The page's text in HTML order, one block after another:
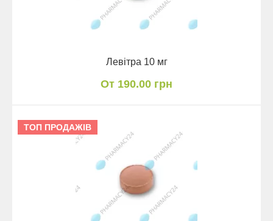
Левітра 10 мг
От 190.00 грн
ТОП ПРОДАЖІВ